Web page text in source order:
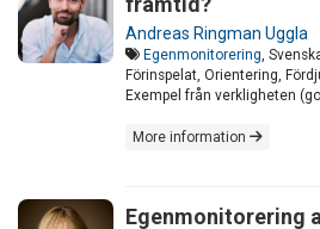
Andreas Ringman Uggla
Egenmonitorering,
Förinspelat, Orientering,
Exempel från verkligheten
More information
Egenmonitorering